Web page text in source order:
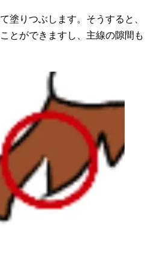
塗りつぶします。そうすると、
とができますし、主線の隙間も